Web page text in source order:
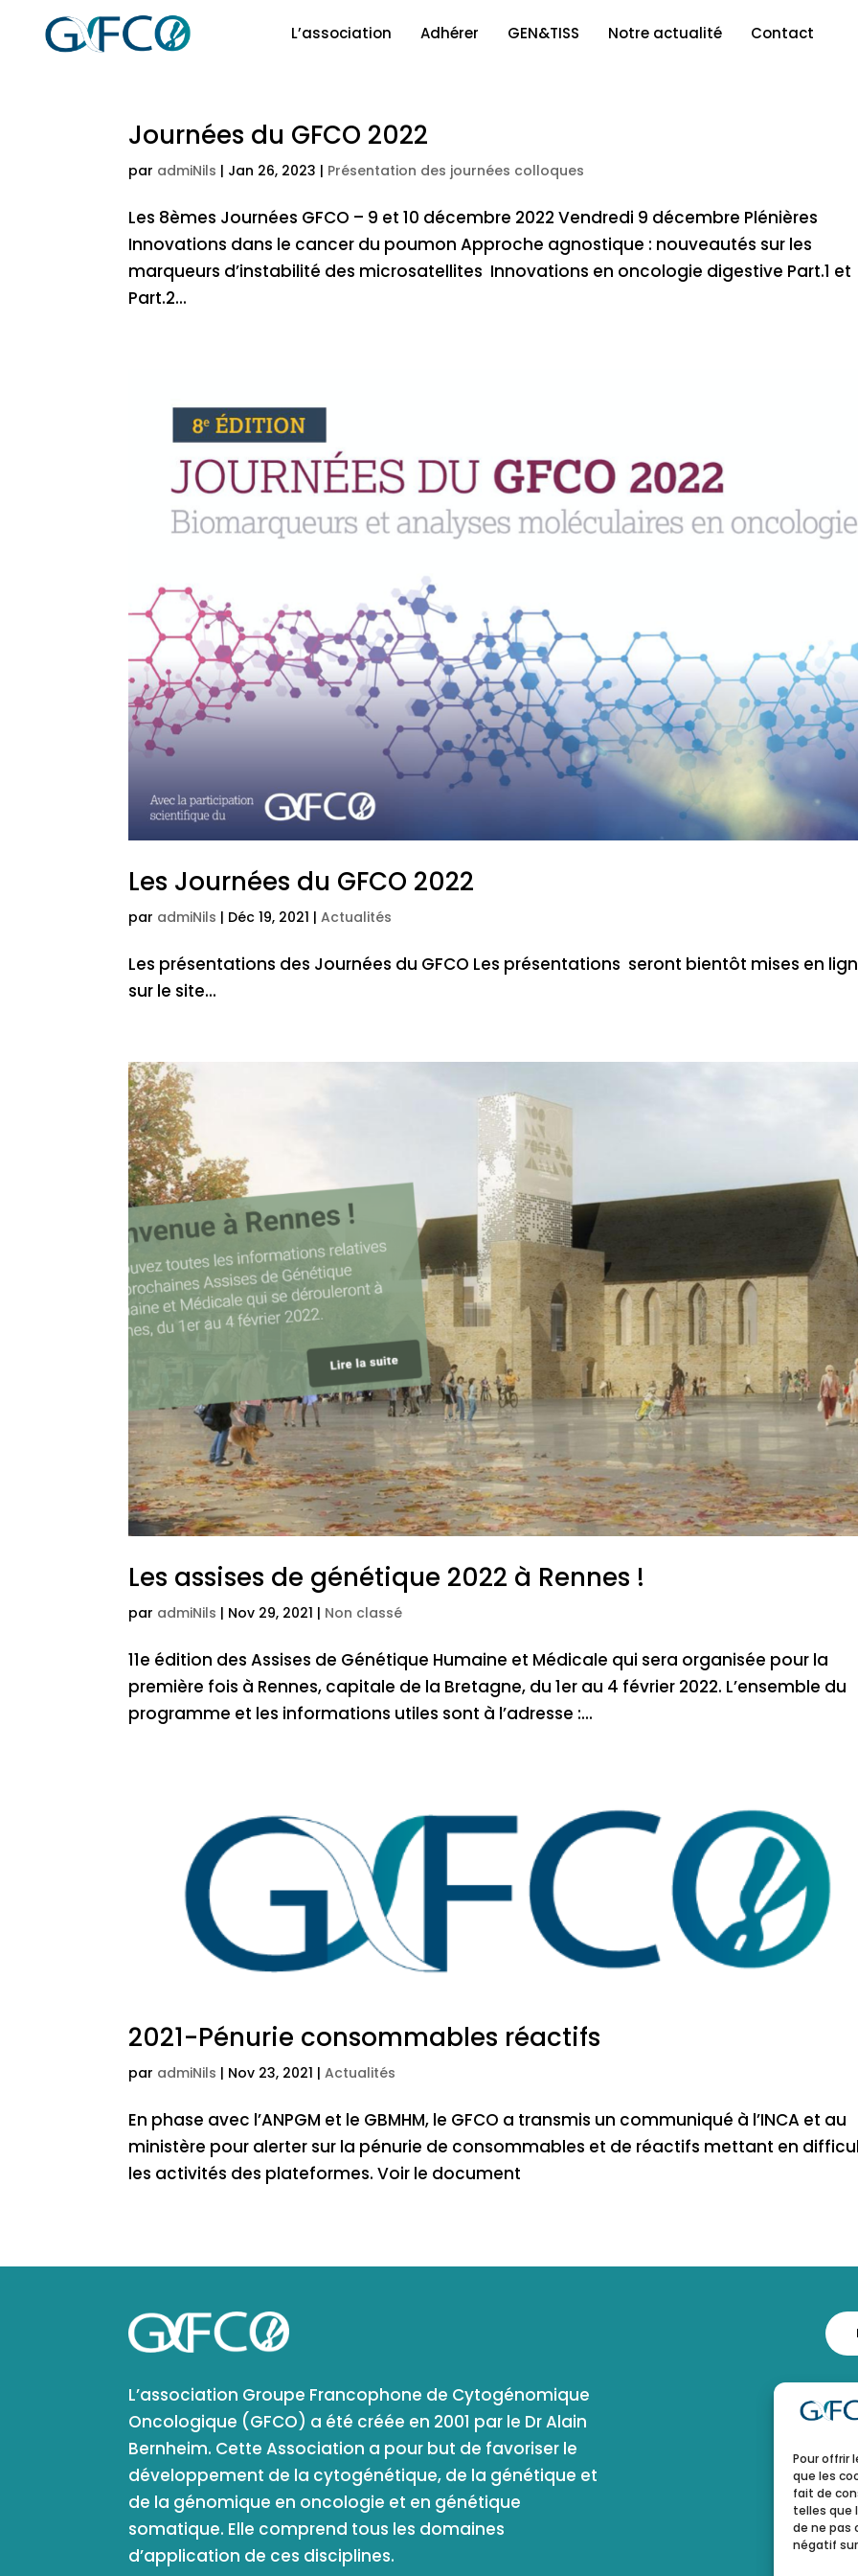
Pour offrir
que les
fait de
telles que
de ne pas
négatif
L’association Adhérer GEN&TISS Notre actualité Contact
Journées du GFCO 2022
par admiNils | Jan 26, 2023 | Présentation des journées colloques
Les 8èmes Journées GFCO – 9 et 10 décembre 2022 Vendredi 9 décembre Plénières
Innovations dans le cancer du poumon Approche agnostique : nouveautés sur les
marqueurs d’instabilité des microsatellites Innovations en oncologie digestive Part.1 et
Part.2...
Les Journées du GFCO 2022
par admiNils | Déc 19, 2021 |Actualités
Les présentations des Journées du GFCO Les présentations seront bientôt mises en
sur le site...
Les assises de génétique 2022 à Rennes !
par admiNils | Nov 29, 2021 | Non classé
11e édition des Assises de Génétique Humaine et Médicale qui sera organisée pour la
première fois à Rennes, capitale de la Bretagne, du 1er au 4 février 2022. L’ensemble du
programme et les informations utiles sont à l’adresse :...
2021-Pénurie consommables réactifs
par admiNils | Nov 23, 2021 |Actualités
En phase avec l’ANPGM et le GBMHM, le GFCO a transmis un communiqué à l’INCA et au
ministère pour alerter sur la pénurie de consommables et de réactifs mettant en
les activités des plateformes. Voir le document
L’association Groupe Francophone de Cytogénomique
Oncologique (GFCO) a été créée en 2001 par le Dr Alain
Bernheim. Cette Association a pour but de favoriser le
développement de la cytogénétique, de la génétique et
de la génomique en oncologie et en génétique
somatique. Elle comprend tous les domaines
d’application de ces disciplines.